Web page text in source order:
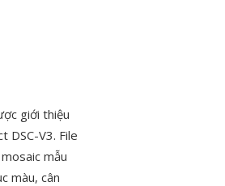
giới thiệu
DSC-V3. File
mẫu
màu, cân